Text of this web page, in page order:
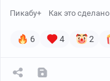
Пикабу+ Как это сделано
6 4 2